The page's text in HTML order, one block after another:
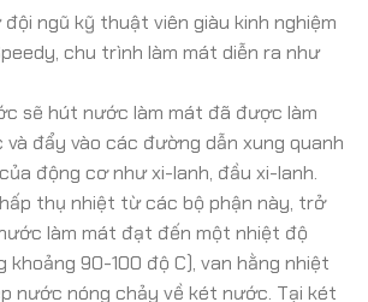
ngũ kỹ thuật viên giàu kinh nghiệm
chu trình làm mát diễn ra như
sẽ hút nước làm mát đã được làm
đẩy vào các đường dẫn xung quanh
động cơ như xi-lanh, đầu xi-lanh.
thụ nhiệt từ các bộ phận này, trở
làm mát đạt đến một nhiệt độ
90-100 độ C), van hằng nhiệt
nước nóng chảy về két nước. Tại két